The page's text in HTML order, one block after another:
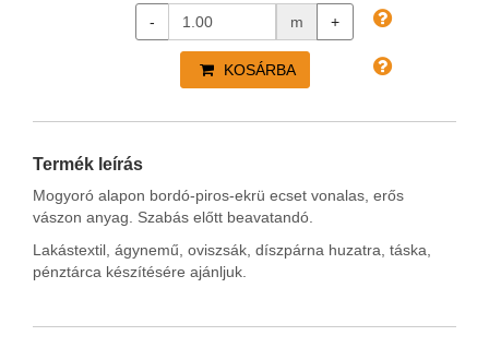
- m +
KOSÁRBA
Termék leírás
Mogyoró alapon bordó-piros-ekrü ecset vonalas, erős
vászon anyag. Szabás előtt beavatandó.
Lakástextil, ágynemű, oviszsák, díszpárna huzatra, táska,
pénztárca készítésére ajánljuk.